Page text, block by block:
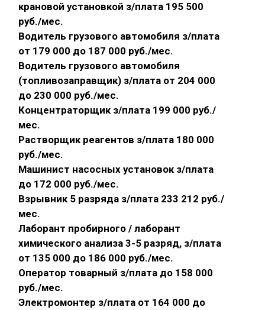
крановой установкой з/плата 195 500
руб./мес.
Водитель грузового автомобиля з/плата
от 179 000 до 187 000 руб./мес.
Водитель грузового автомобиля
(топливозаправщик) з/плата от 204 000
до 230 000 руб./мес.
Концентраторщик з/плата 199 000 руб./
мес.
Растворщик реагентов з/плата 180 000
руб./мес.
Машинист насосных установок з/плата
до 172 000 руб./мес.
Взрывник 5 разряда з/плата 233 212 руб./
мес.
Лаборант пробирного / лаборант
химического анализа 3-5 разряд, з/плата
от 135 000 до 186 000 руб./мес.
Оператор товарный з/плата до 158 000
руб./мес.
Электромонтер з/плата от 164 000 до